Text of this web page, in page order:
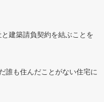
建築請負契約を結ぶことを
誰も住んだことがない住宅に